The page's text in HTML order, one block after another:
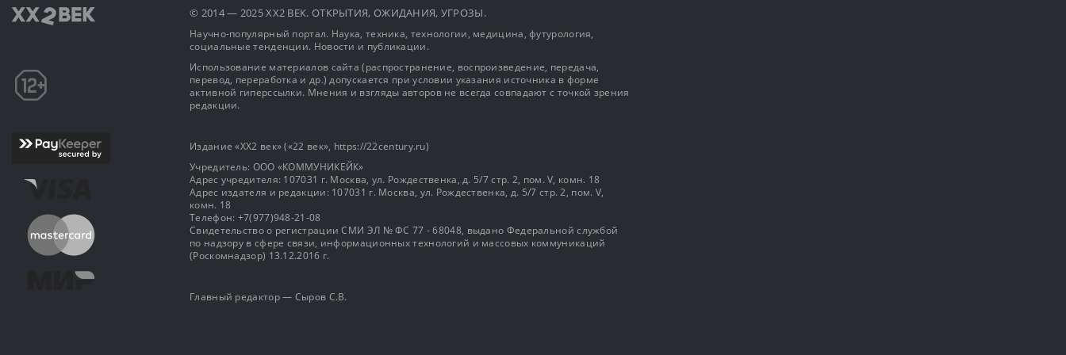
© 2014 — 2025 XX2 ВЕК. ОТКРЫТИЯ, ОЖИДАНИЯ, УГРОЗЫ.
Научно-популярный портал. Наука, техника, технологии, медицина, футурология,
социальные тенденции. Новости и публикации.
Использование материалов сайта (распространение, воспроизведение, передача,
перевод, переработка и др.) допускается при условии указания источника в форме
активной гиперссылки. Мнения и взгляды авторов не всегда совпадают с точкой зрения
редакции.
Издание «XX2 век» («22 век», https://22century.ru)
Учредитель: OOO «КОММУНИКЕЙК»
Адрес учредителя: 107031 г. Москва, ул. Рождественка, д. 5/7 стр. 2, пом. V, комн. 18
Адрес издателя и редакции: 107031 г. Москва, ул. Рождественка, д. 5/7 стр. 2, пом. V,
комн. 18
Телефон: +7(977)948-21-08
Свидетельство о регистрации СМИ ЭЛ № ФС 77 - 68048, выдано Федеральной службой
по надзору в сфере связи, информационных технологий и массовых коммуникаций
(Роскомнадзор) 13.12.2016 г.
Главный редактор — Сыров С.В.